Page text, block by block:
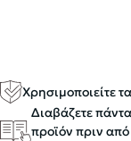
Χρησιμοποιείτε
Διαβάζετε
προϊόν πριν από